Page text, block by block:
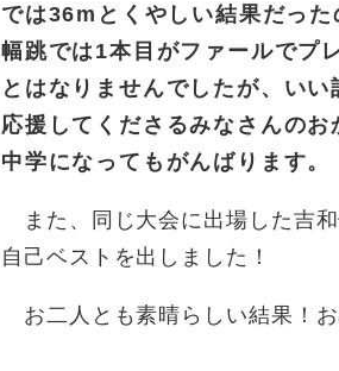
では36mとくやしい結果だっ
幅跳では1本目がファールでプ
とはなりませんでしたが、いい
応援してくださるみなさんのお
中学になってもがんばります。
また、同じ大会に出場した吉
自己ベストを出しました！
お二人とも素晴らしい結果！お